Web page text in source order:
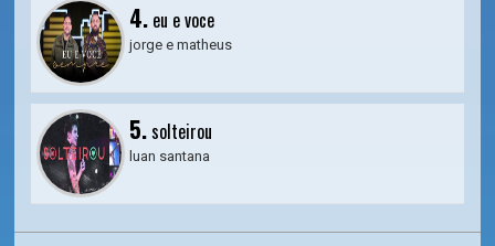
4. eu e voce
jorge e matheus
5.solteirou
luan santana